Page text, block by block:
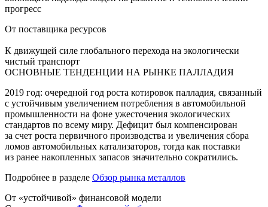
прогресс
От поставщика ресурсов
К движущей силе глобального перехода на экологически
чистый транспорт
ОСНОВНЫЕ ТЕНДЕНЦИИ НА РЫНКЕ ПАЛЛАДИЯ
2019 год: очередной год роста котировок палладия, связанный
с устойчивым увеличением потребления в автомобильной
промышленности на фоне ужесточения экологических
стандартов по всему миру. Дефицит был компенсирован
за счет роста первичного производства и увеличения сбора
ломов автомобильных катализаторов, тогда как поставки
из ранее накопленных запасов значительно сократились.
Подробнее в разделе Обзор рынка металлов
От «устойчивой» финансовой модели